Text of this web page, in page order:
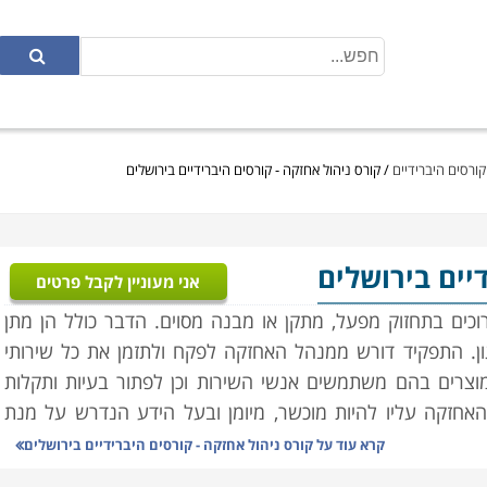
היברידיים /קורס ניהול אחזקה - קורסים היברידיים בירושלים
בירושלים אני מעוניין לקבל פרטים
בתחזוק מפעל, מתקן או מבנה מסוים. הדבר כולל הן מתן
התפקיד דורש ממנהל האחזקה לפקח ולתזמן את כל שירותי
בהם משתמשים אנשי השירות וכן לפתור בעיות ותקלות
עליו להיות מוכשר, מיומן ובעל הידע הנדרש על מנת
קרא עוד עלקורס ניהול אחזקה - קורסים היברידיים בירושלים